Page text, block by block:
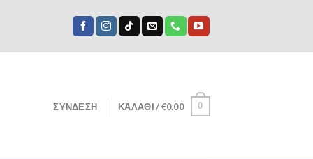
ΣΎΝΔΕΣΗ ΚΑΛΆΘΙ /€0.00 0